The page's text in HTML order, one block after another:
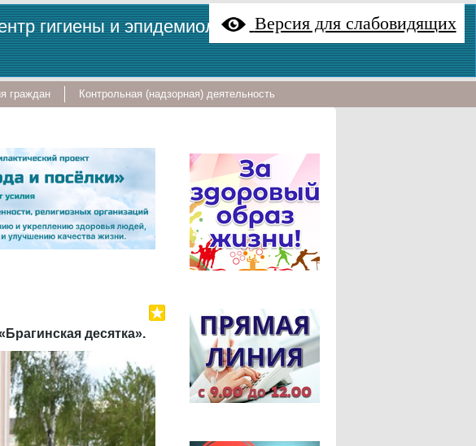
Версия для слабовидящих
гигиены и эпидемиологии"
граждан Контрольная (надзорная) деятельность
десятка».